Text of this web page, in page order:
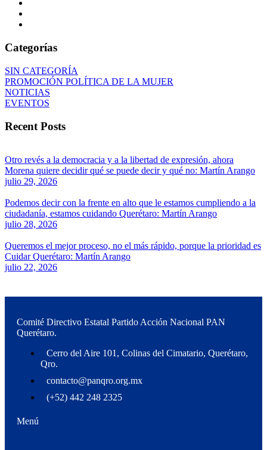
Categorías
SIN CATEGORÍA
PROMOCIÓN POLÍTICA DE LA MUJER
NOTICIAS
EVENTOS
Recent Posts
Otro revés a la democracia y a la libertad de expresión, ahora
Morena quiere decidir qué se puede decir y qué no: Martín Arango
julio 29, 2026
Podemos decir con la frente en alto que le estamos cumpliendo a la
ciudadanía, estamos cuidando Querétaro: Martín Arango
julio 28, 2026
Queremos el mejor proceso, no el más rápido, porque la prioridad es
Cuidar Querétaro: Martín Arango
julio 22, 2026
Comité Directivo Estatal Partido Acción Nacional PAN
Querétaro.
Cerro del Aire 101, Colinas del Cimatario, Querétaro,
Qro.
contacto@panqro.org.mx
(+52) 442 248 2325
Menú